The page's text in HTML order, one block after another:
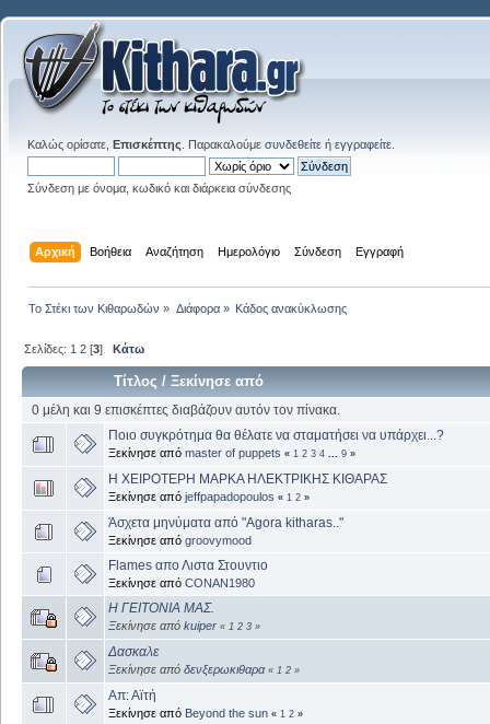
Καλώς ορίσατε, Επισκέπτης . Παρακαλούμε συνδεθείτε ή εγγραφείτε
Σύνδεση με όνομα, κωδικό και διάρκεια σύνδεσης
Αρχική Βοήθεια Αναζήτηση Ημερολόγιο Σύνδεση Εγγραφή
Το Στέκι των Κιθαρωδών » Διάφορα» Κάδος ανακύκλωσης
Σελίδες: 1 2 [3]Κάτω
Τίτλος /Ξεκίνησε από
0 μέλη και 9 επισκέπτες διαβάζουν αυτόν τον πίνακα.
Ποιο συγκρότημα θα θέλατε να σταματήσει να υπάρχει...?
Ξεκίνησε από master of puppets « 1 2 3 4 9 »
Η ΧΕΙΡΟΤΕΡΗ ΜΑΡΚΑ ΗΛΕΚΤΡΙΚΗΣ ΚΙΘΑΡΑΣ
Ξεκίνησε από jeffpapadopoulos « 1 2 »
Άσχετα μηνύματα από "Agora kitharas.."
Ξεκίνησε από groovymood
Flames απο Λιστα Στουντιο
Ξεκίνησε από CONAN1980
Η ΓΕΙΤΟΝΙΑ ΜΑΣ.
Ξεκίνησε από kuiper « 1 2 3 »
Δασκαλε
Ξεκίνησε από δενξερωκιθαρα « 1 2 »
Απ: Αϊτή
Ξεκίνησε από Beyond the sun « 1 2 »